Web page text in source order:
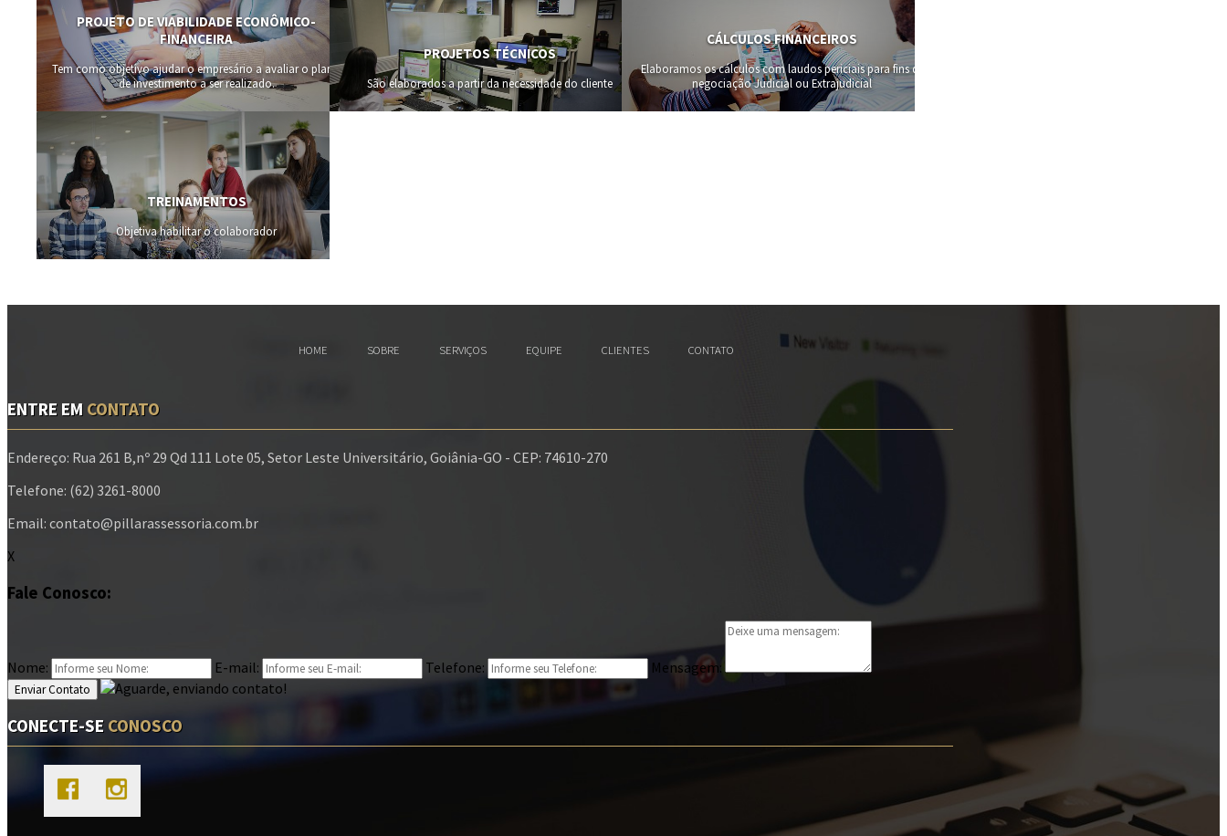
PROJETO DE VIABILIDADE ECONÔMICO-
FINANCEIRA
Tem como objetivo ajudar o empresário a avaliar o plano
de investimento a ser realizado.
PROJETOS TÉCNICOS
São elaborados a partir da necessidade do cliente
CÁLCULOS FINANCEIROS
Elaboramos os cálculos com laudos periciais para fins de
negociação Judicial ou Extrajudicial
TREINAMENTOS
Objetiva habilitar o colaborador
HOME SOBRE SERVIÇOS EQUIPE CLIENTES CONTATO
ENTRE EM CONTATO
Endereço: Rua 261 B,nº 29 Qd 111 Lote 05, Setor Leste Universitário, Goiânia-GO - CEP: 74610-270
Telefone: (62) 3261-8000
Email: contato@pillarassessoria.com.br
X
Fale Conosco:
Nome: E-mail: Telefone: Mensagem:
Enviar Contato
CONECTE-SE CONOSCO